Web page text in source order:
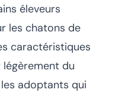
éleveurs
les chatons de
caractéristiques
du
adoptants qui